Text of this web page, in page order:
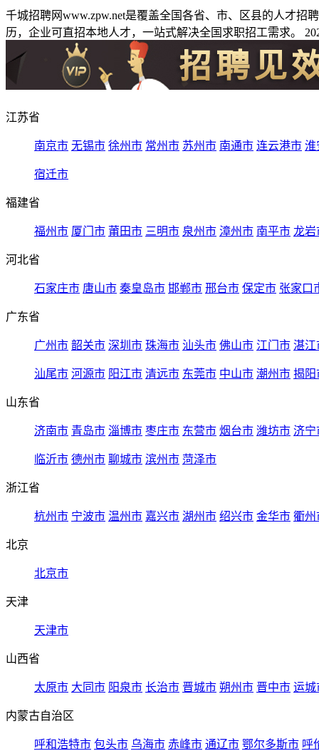
千城招聘网www.zpw.net是覆盖全国各省、市、区县的人才
历，企业可直招本地人才，一站式解决全国求职招工需求。
江苏省
南京市 无锡市 徐州市 常州市 苏州市 南通市 连云港市 淮
宿迁市
福建省
福州市 厦门市 莆田市 三明市 泉州市 漳州市 南平市 龙岩
河北省
石家庄市 唐山市 秦皇岛市 邯郸市 邢台市 保定市 张家口
广东省
广州市 韶关市 深圳市 珠海市 汕头市 佛山市 江门市 湛江
汕尾市 河源市 阳江市 清远市 东莞市 中山市 潮州市 揭阳
山东省
济南市 青岛市 淄博市 枣庄市 东营市 烟台市 潍坊市 济宁
临沂市 德州市 聊城市 滨州市 菏泽市
浙江省
杭州市 宁波市 温州市 嘉兴市 湖州市 绍兴市 金华市 衢州
北京
北京市
天津
天津市
山西省
太原市 大同市 阳泉市 长治市 晋城市 朔州市 晋中市 运城
内蒙古自治区
呼和浩特市 包头市 乌海市 赤峰市 通辽市 鄂尔多斯市 呼